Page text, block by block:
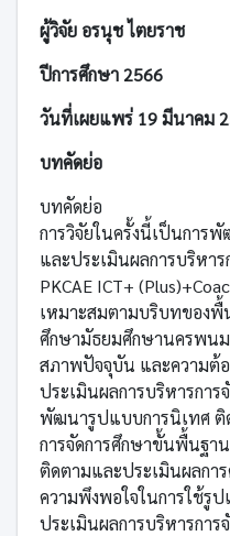
ผู้วิจัย อรนุช ไตยราช
ปีการศึกษา 2566
วันที่เผยแพร่ 19 มีนาคม
บทคัดย่อ
บทคัดย่อ
การวิจัยในครั้งนี้เป็นการ
และประเมินผลการบริหา
PKCAE ICT+
เหมาะสมตามบริบทของ
ศึกษามัธยมศึกษานครพน
สภาพปัจจุบัน และความต้
ประเมินผลการบริหารกา
พัฒนารูปแบบการนิเทศ ติ
การจัดการศึกษาขั้นพื้นฐา
ติดตามและประเมินผลก
ความพึงพอใจในการใช้รู
ประเมินผลการบริหารกา